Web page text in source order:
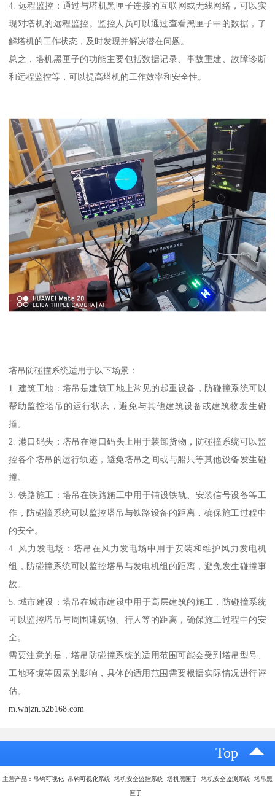
4. 远程监控：通过与塔机黑匣子连接的互联网或无线网络，可以实
现对塔机的远程监控。监控人员可以通过查看黑匣子中的数据，了
解塔机的工作状态，及时发现并解决潜在问题。
总之，塔机黑匣子的功能主要包括数据记录、事故重建、故障诊断
和远程监控等，可以提高塔机的工作效率和安全性。
塔吊防碰撞系统适用于以下场景：
1. 建筑工地：塔吊是建筑工地上常见的起重设备，防碰撞系统可以
帮助监控塔吊的运行状态，避免与其他建筑设备或建筑物发生碰
撞。
2. 港口码头：塔吊在港口码头上用于装卸货物，防碰撞系统可以监
控各个塔吊的运行轨迹，避免塔吊之间或与船只等其他设备发生碰
撞。
3. 铁路施工：塔吊在铁路施工中用于铺设铁轨、安装信号设备等工
作，防碰撞系统可以监控塔吊与铁路设备的距离，确保施工过程中
的安全。
4. 风力发电场：塔吊在风力发电场中用于安装和维护风力发电机
组，防碰撞系统可以监控塔吊与发电机组的距离，避免发生碰撞事
故。
5. 城市建设：塔吊在城市建设中用于高层建筑的施工，防碰撞系统
可以监控塔吊与周围建筑物、行人等的距离，确保施工过程中的安
全。
需要注意的是，塔吊防碰撞系统的适用范围可能会受到塔吊型号、
工地环境等因素的影响，具体的适用范围需要根据实际情况进行评
估。
m.whjzn.b2b168.com
Top
主营产品：吊钩可视化 吊钩可视化系统 塔机安全监控系统 塔机黑匣子 塔机安全监测系统 塔吊黑
匣子